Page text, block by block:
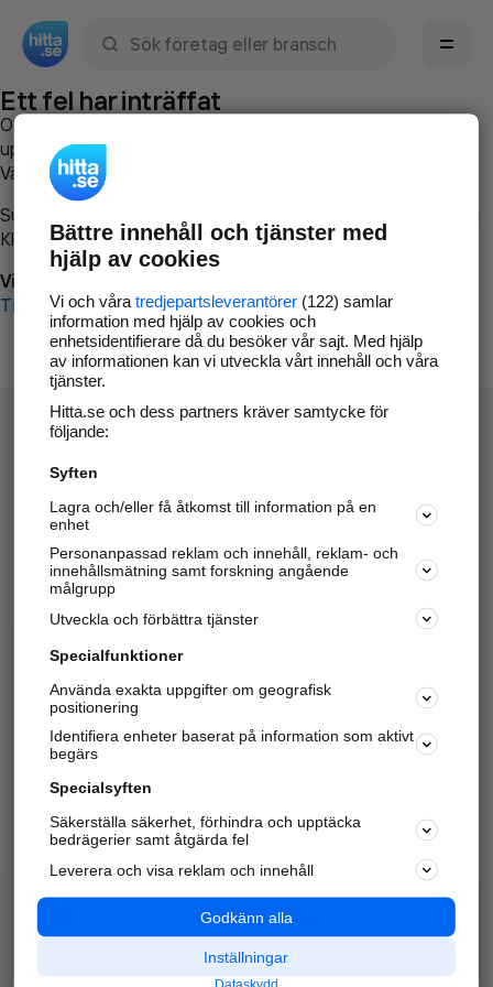
Ett fel har inträffat
Om du vill kan du
uppstod så att vi lättare och snabbare kan avhjälpa det.
Vänligen försök med följande:
Surfa till
Klicka påTillbaka-knappen i webbläsaren och försök igen
Vi beklagar besväret!
Till startsidan
Hitta.se - Gratis nummerupplysning.
Sök företag, personer och platser.
Hitta telefonnummer, adresser, företagsinfo mm.
Marknadsför företaget
Kom igång och annonsera mot
samarbetspartners nära dig.
Alla kategorier
Populära sökningar
API & Kartor
Annonsera
Integritet
Nödnummer
Bättre innehåll och tjänster med
hjälp av cookies
Vi och våra tredjepartsleverantörer(122) samlar
information med hjälp av cookies och
enhetsidentifierare då du besöker vår sajt. Med hjälp
av informationen kan vi utveckla vårt innehåll och våra
tjänster.
Hitta.se och dess partners kräver samtycke för
följande:
Syften
Lagra och/eller få åtkomst till information på en
enhet
Personanpassad reklam och innehåll, reklam- och
innehållsmätning samt forskning angående
målgrupp
Utveckla och förbättra tjänster
Specialfunktioner
Använda exakta uppgifter om geografisk
positionering
Identifiera enheter baserat på information som aktivt
begärs
Specialsyften
Säkerställa säkerhet, förhindra och upptäcka
bedrägerier samt åtgärda fel
Leverera och visa reklam och innehåll
Godkänn alla
Inställningar
Dataskydd